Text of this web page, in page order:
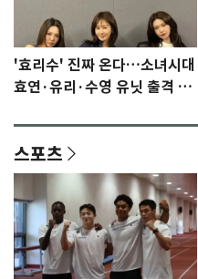
'효리수' 진짜 온다…소녀시대
효연·유리·수영 유닛 출격 [N
스포츠